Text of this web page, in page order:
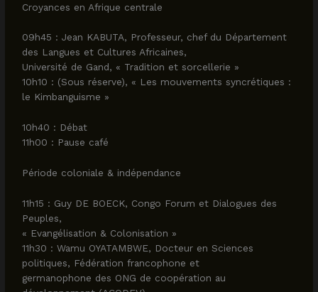
Croyances en Afrique centrale
09h45 : Jean KABUTA, Professeur, chef du Département
des Langues et Cultures Africaines,
Université de Gand, « Tradition et sorcellerie »
10h10 : (Sous réserve), « Les mouvements syncrétiques :
le Kimbanguisme »
10h40 : Débat
11h00 : Pause café
Période coloniale & indépendance
11h15 : Guy DE BOECK, Congo Forum et Dialogues des
Peuples,
« Evangélisation & Colonisation »
11h30 : Wamu OYATAMBWE, Docteur en Sciences
politiques, Fédération francophone et
germanophone des ONG de coopération au